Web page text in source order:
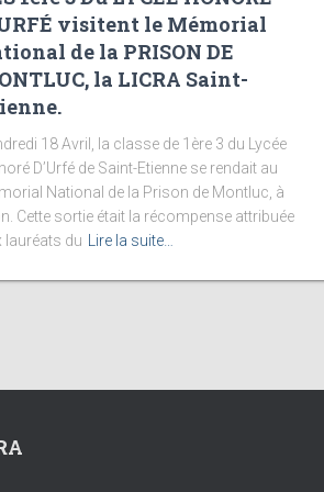
visitent le Mémorial
de la PRISON DE
la LICRA Saint-
18 Avril, la classe de 1ère 3 du Lycée
D’Urfé de Saint-Etienne se rendait au
National de la Prison de Montluc, à
Cette sortie était la récompense attribuée
lauréats du
Lire la suite…